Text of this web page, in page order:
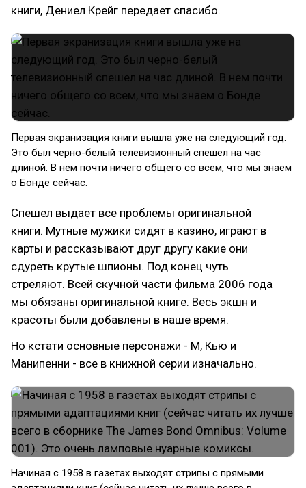
книги, Дениел Крейг передает спасибо.
Первая экранизация книги вышла уже на следующий год.
Это был черно-белый телевизионный спешел на час
длиной. В нем почти ничего общего со всем, что мы знаем
о Бонде сейчас.
Спешел выдает все проблемы оригинальной
книги. Мутные мужики сидят в казино, играют в
карты и рассказывают друг другу какие они
сдуреть крутые шпионы. Под конец чуть
стреляют. Всей скучной части фильма 2006 года
мы обязаны оригинальной книге. Весь экшн и
красоты были добавлены в наше время.
Но кстати основные персонажи - М, Кью и
Манипенни - все в книжной серии изначально.
Начиная с 1958 в газетах выходят стрипы с прямыми